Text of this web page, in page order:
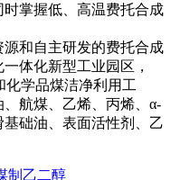
掌握低、高温费托合成
和自主研发的费托合成
体化新型工业园区，
化学品煤洁净利用工
航煤、乙烯、丙烯、α-
础油、表面活性剂、乙
制乙二醇